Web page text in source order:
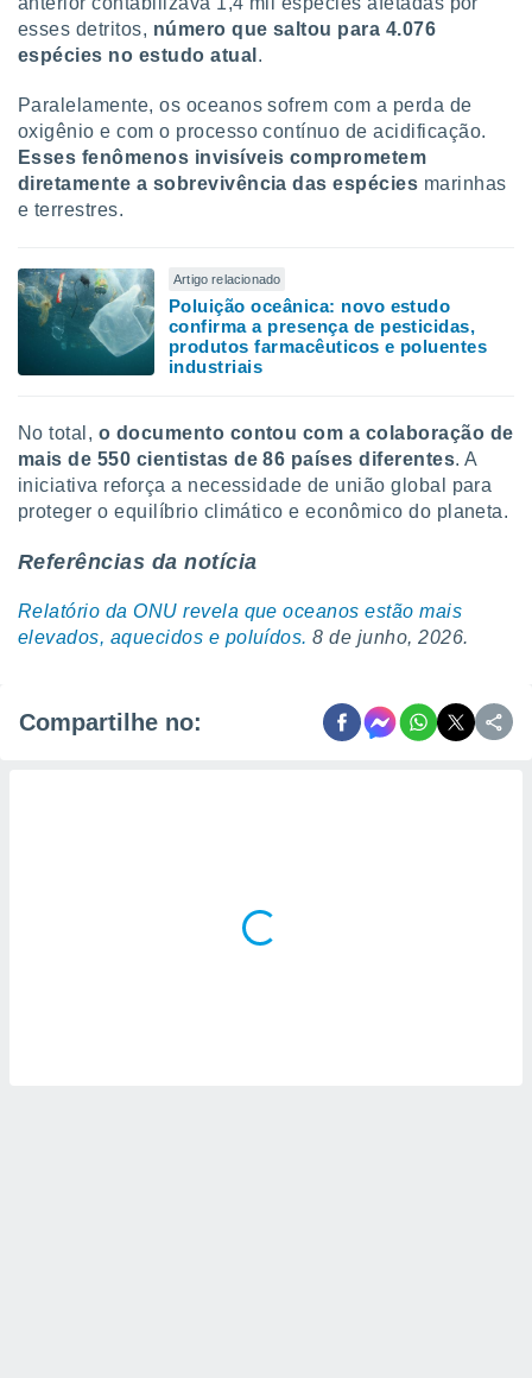
esses detritos, número que saltou para 4.076
espécies no estudo atual .
Paralelamente, os oceanos sofrem com a perda de
oxigênio e com o processo contínuo de acidificação.
Esses fenômenos invisíveis comprometem
diretamente a sobrevivência das espécies marinhas
e terrestres.
Artigo relacionado
Poluição oceânica: novo estudo
confirma a presença de pesticidas,
produtos farmacêuticos e poluentes
industriais
No total, o documento contou com a colaboração de
mais de 550 cientistas de 86 países diferentes. A
iniciativa reforça a necessidade de união global para
proteger o equilíbrio climático e econômico do planeta.
Referências da notícia
Relatório da ONU revela que oceanos estão mais
elevados, aquecidos e poluídos. 8 de junho, 2026.
Compartilhe no: